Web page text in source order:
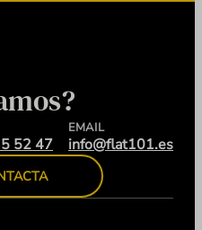
52 47
EMAIL
info@flat101.es